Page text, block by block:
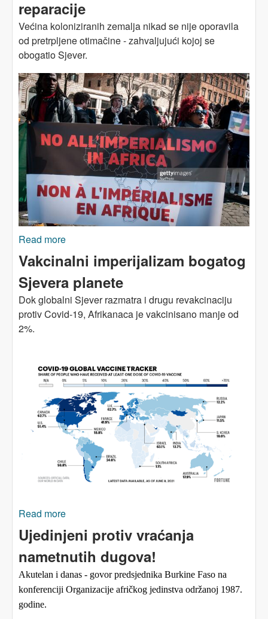
reparacije
Većina koloniziranih zemalja nikad se nije oporavila
od pretrpljene otimačine - zahvaljujući kojoj se
obogatio Sjever.
Read more
Vakcinalni imperijalizam bogatog
Sjevera planete
Dok globalni Sjever razmatra i drugu revakcinaciju
protiv Covid-19, Afrikanaca je vakcinisano manje od
2%.
Read more
planete
Ujedinjeni protiv vraćanja
nametnutih dugova!
Akutelan i danas - govor predsjednika Burkine Faso na
konferenciji Organizacije afričkog jedinstva održanoj 1987.
godine.